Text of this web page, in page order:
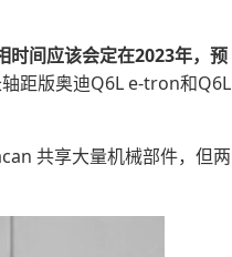
时间应该会定在2023年，预
距版奥迪Q6L e-tron和Q6L
共享大量机械部件，但两